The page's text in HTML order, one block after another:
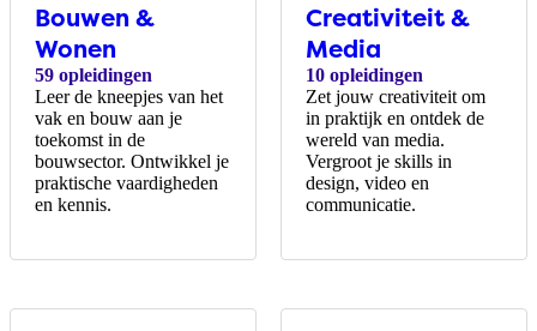
Bouwen &
Wonen
59 opleidingen
Leer de kneepjes van het
vak en bouw aan je
toekomst in de
bouwsector. Ontwikkel je
praktische vaardigheden
en kennis.
Creativiteit &
Media​
10 opleidingen
Zet jouw creativiteit om
in praktijk en ontdek de
wereld van media.
Vergroot je skills in
design, video en
communicatie.